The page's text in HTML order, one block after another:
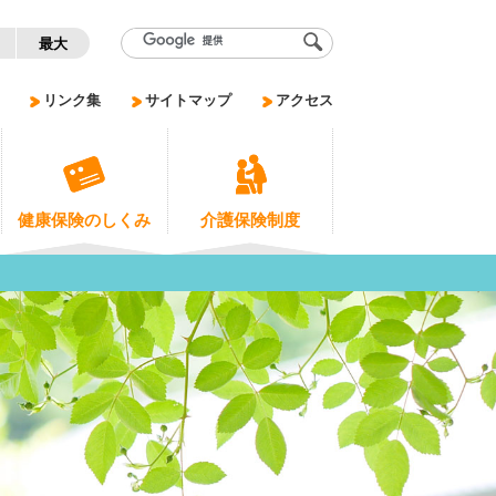
健康保険のしくみ 介護保険制度
リンク集 サイトマップ アクセス
最大